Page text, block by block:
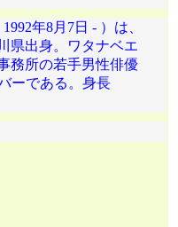
年8月7日 - ）は、
県出身。ワタナベエ
務所の若手男性俳優
ーである。身長